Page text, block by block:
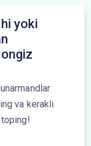
yoki
va kerakli